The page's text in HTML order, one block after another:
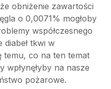
obniżenie zawartości
o 0,0071% mogłoby
współczesnego
diabeł tkwi w
temu, co na ten temat
wpłynęłyby na nasze
pożarowe.